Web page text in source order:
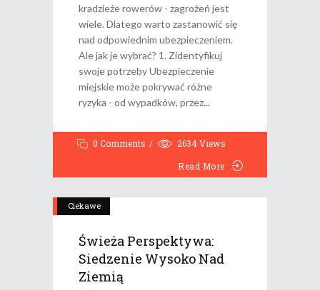
kradzieże rowerów - zagrożeń jest
wiele. Dlatego warto zastanowić się
nad odpowiednim ubezpieczeniem.
Ale jak je wybrać? 1. Zidentyfikuj
swoje potrzeby Ubezpieczenie
miejskie może pokrywać różne
ryzyka - od wypadków, przez
0 Comments 2634Views
Read More
Ciekawe
Świeża Perspektywa:
Siedzenie Wysoko Nad
Ziemią